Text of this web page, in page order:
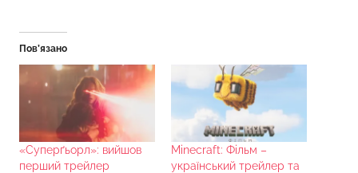
Пов’язано
«Суперґьорл»: вийшов
перший трейлер
Minecraft: Фільм –
український трейлер та